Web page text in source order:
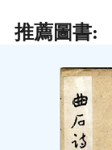
推薦圖書: